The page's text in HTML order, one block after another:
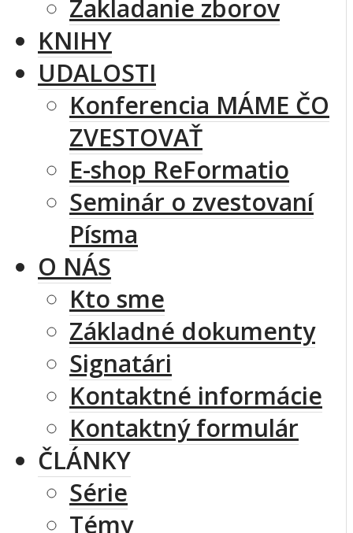
Zakladanie zborov
KNIHY
UDALOSTI
Konferencia MÁME ČO
ZVESTOVAŤ
E-shop ReFormatio
Seminár o zvestovaní
Písma
O NÁS
Kto sme
Základné dokumenty
Signatári
Kontaktné informácie
Kontaktný formulár
ČLÁNKY
Série
Témy